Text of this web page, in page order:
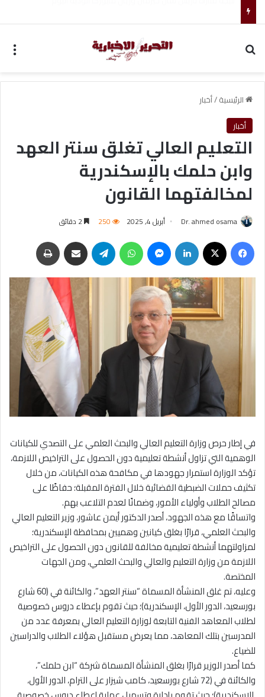
الرئيسية/أخبار
أخبار
التعليم العالي تغلق سنتر العهد
وابن حلمك بالإسكندرية
لمخالفتهما القانون
Dr. ahmed osama أبريل 4, 2025 250
في إطار حرص وزارة التعليم العالي والبحث العلمي على التصدي للكيانات
الوهمية التي تزاول أنشطة تعليمية دون الحصول على التراخيص اللازمة،
تؤكد الوزارة استمرار جهودها في مكافحة هذه الكيانات، من خلال
تكثيف حملات الضبطية القضائية خلال الفترة المقبلة؛ حفاظًا على
مصالح الطلاب وأولياء الأمور، وضمانًا لعدم التلاعب بهم.
واتساقًا مع هذه الجهود، أصدر الدكتور أيمن عاشور، وزير التعليم العالي
والبحث العلمي، قرارًا بغلق كيانين وهميين بمحافظة الإسكندرية؛
لمزاولتهما أنشطة تعليمية مخالفة للقانون دون الحصول على التراخيص
اللازمة من وزارة التعليم والعالي والبحث العلمي، ومن الجهات
المختصة.
وعليه، تم غلق المنشأة المسماة “سنتر العهد”، والكائنة في (60 شارع
بورسعيد، الدور الأول، الإسكندرية)؛ حيث تقوم بإعطاء دروس خصوصية
لطلاب المعاهد الفنية التابعة لوزارة التعليم العالي بمعرفة عدد من
المدرسين بتلك المعاهد، مما يعرض مستقبل هؤلاء الطلاب والدراسين
للضياع.
كما أصدر الوزير قرارًا بغلق المنشأة المسماة شركة “ابن حلمك”،
والكائنة في (72 شارع بورسعيد، كامب شيزار على الترام، الدور الأول،